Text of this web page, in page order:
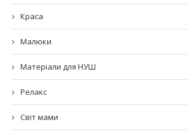
Краса
Малюки
Матеріали для НУШ
Релакс
Світ мами